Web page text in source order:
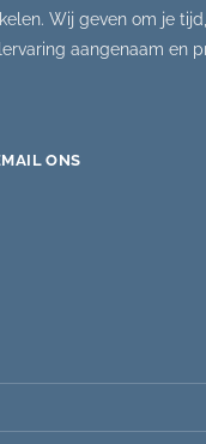
Wij geven om je
aangenaam en
ONS